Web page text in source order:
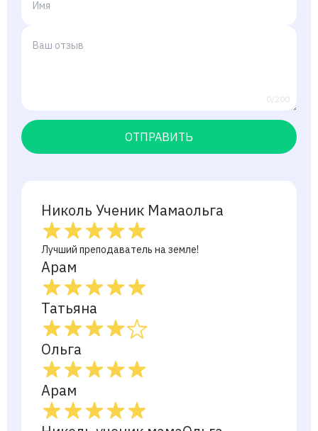
0/200
ОТПРАВИТЬ
Николь Ученик Мамаольга
Лучший преподаватель на земле!
Арам
Татьяна
Ольга
Арам